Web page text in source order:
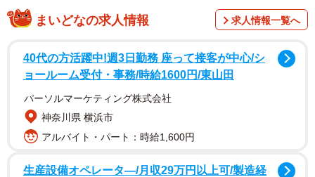
まいどなの求人情報 求人情報一覧へ
40代の方活躍中!週3日勤務 座って接客が中心/シ
ョールーム受付・事務/時給1600円/東山田
パーソルマーケティング株式会社
神奈川県 横浜市
アルバイト・パート：時給1,600円
生産設備オペレータ―/月収29万円以上可/製造経